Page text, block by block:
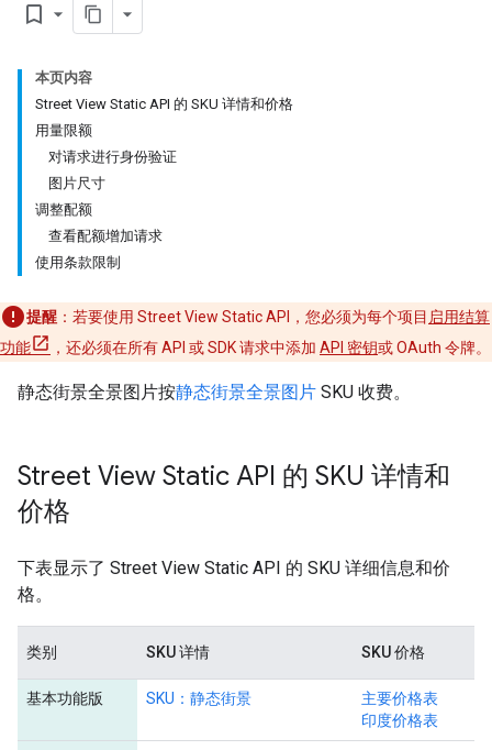
bookmark_border
本页内容
Street View Static API 的 SKU 详情和价格
用量限额
对请求进行身份验证
图片尺寸
调整配额
查看配额增加请求
使用条款限制
提醒 ：若要使用 Street View Static API，您必须为每个项目 启用结算
功能
，还必须在所有 API 或 SDK 请求中添加 API 密钥或 OAuth 令牌。
静态街景全景图片按静态街景全景图片 SKU 收费。
Street View Static API 的 SKU 详情和
价格
下表显示了 Street View Static API 的 SKU 详细信息和价
格。
类别 SKU 详情 SKU 价格
基本功能版 SKU：静态街景
主要价格表
印度价格表